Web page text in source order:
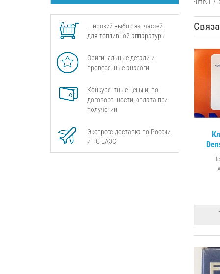
Широкий выбор запчастей
для топливной аппаратуры
Оригинальные детали и
проверенные аналоги
Конкурентные цены и, по
договоренности, оплата при
получении
Экспресс-доставка по России
и ТС ЕАЭС